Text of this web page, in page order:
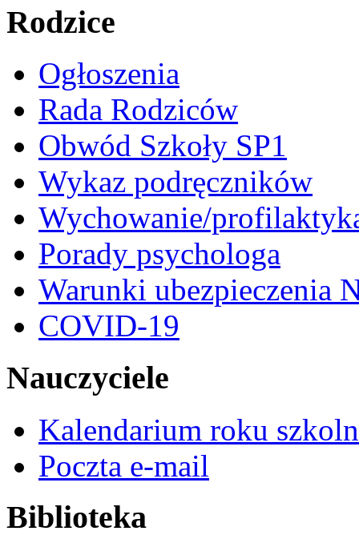
Rodzice
Ogłoszenia
Rada Rodziców
Obwód Szkoły SP1
Wykaz podręczników
Wychowanie/
Porady psychologa
Warunki ubezpieczenia
COVID-19
Nauczyciele
Kalendarium roku
Poczta e-mail
Biblioteka